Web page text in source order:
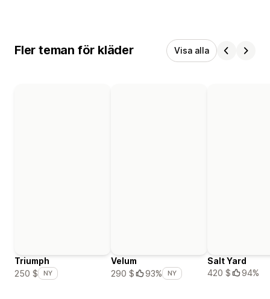
Fler teman för kläder Visa alla
Triumph
250 $
NY
Velum
290 $
93% NY
Salt Yard
420 $
94%